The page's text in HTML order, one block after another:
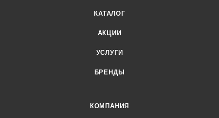
КАТАЛОГ
АКЦИИ
УСЛУГИ
БРЕНДЫ
КОМПАНИЯ